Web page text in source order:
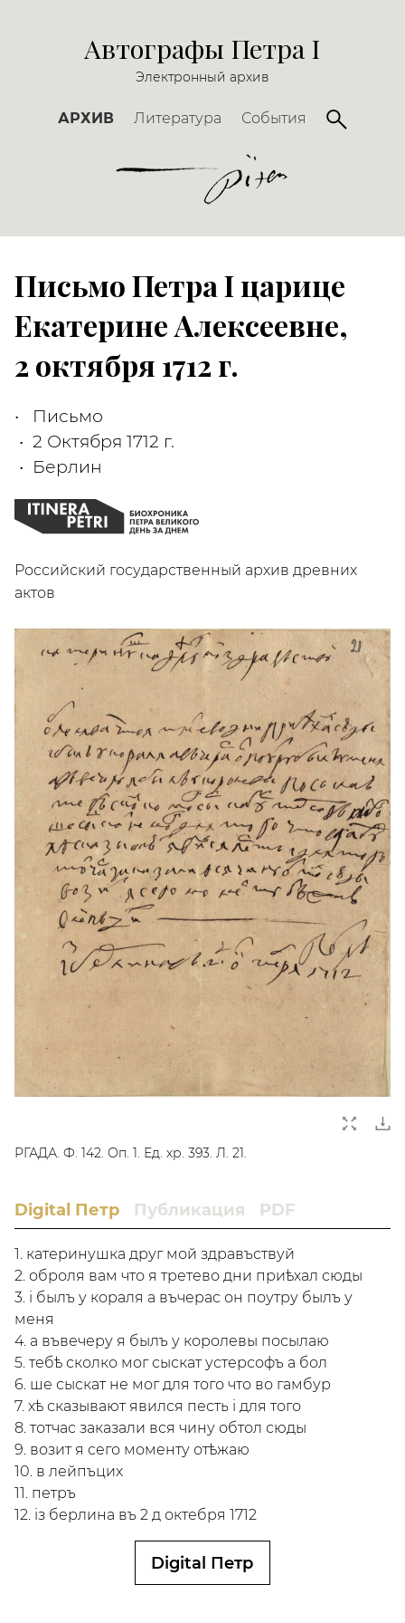
Автографы Петра I
Электронный архив
АРХИВ Литература События
Письмо Петра I царице
Екатерине Алексеевне,
2 октября 1712 г.
Письмо
2 Октября 1712 г.
Берлин
Российский государственный архив древних
актов
РГАДА. Ф. 142. Оп. 1. Ед. хр. 393. Л. 21.
Digital Петр Публикация PDF
1. катеринушка друг мой здравъствуй
2. оброля вам что я третево дни приѣхал сюды
3. i былъ у кораля а въчерас он поутру былъ у
меня
4. а въвечеру я былъ у королевы посылаю
5. тебѣ сколко мог сыскат устерсофъ а бол
6. ше сыскат не мог для того что во гамбур
7. хѣ сказывают явился песть i для того
8. тотчас заказали вся чину обтол сюды
9. возит я сего моменту отѣжаю
10. в лейпъцих
11. петръ
12. iз берлина въ 2 д октебря 1712
Digital Петр